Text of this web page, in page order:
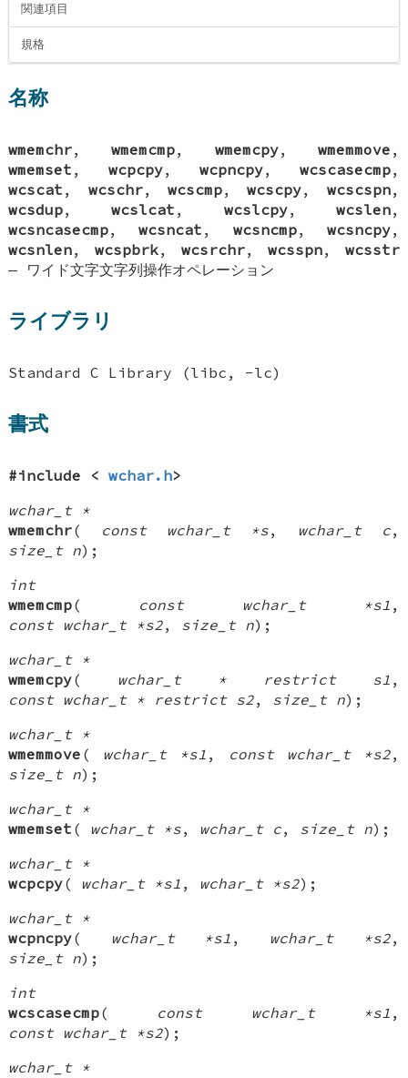
関連項目
規格
名称
wmemchr,wmemcmp, wmemcpy, wmemmove ,
wmemset ,wcpcpy, wcpncpy, wcscasecmp,
wcscat , wcschr,wcscmp,wcscpy, wcscspn,
wcsdup,wcslcat , wcslcpy, wcslen,
wcsncasecmp,wcsncat , wcsncmp, wcsncpy,
wcsnlen,wcspbrk,wcsrchr, wcsspn, wcsstr
— ワイド文字文字列操作オペレーション
ライブラリ
Standard C Library (libc, -lc)
書式
#include <wchar.h>
wchar_t *
wmemchr( const wchar_t *s, wchar_t c,
size_t n);
int
wmemcmp( const wchar_t *s1 ,
const wchar_t *s2, size_t n);
wchar_t *
wmemcpy( wchar_t * restrict s1 ,
const wchar_t * restrict s2, size_t n);
wchar_t *
wmemmove ( wchar_t *s1 , const wchar_t *s2,
size_t n);
wchar_t *
wmemset ( wchar_t *s, wchar_t c, size_t n);
wchar_t *
wcpcpy( wchar_t *s1 , wchar_t *s2);
wchar_t *
wcpncpy( wchar_t *s1 , wchar_t *s2,
size_t n);
int
wcscasecmp( const wchar_t *s1 ,
const wchar_t *s2);
wchar_t *